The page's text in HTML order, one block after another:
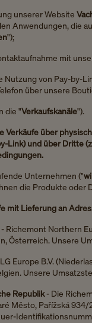
unserer Website
Anwendungen, die
");
mit
Nutzung von Pay-by-
über unsere
die "Verkaufskanäle").
Verkäufe über
Link) und über Dritte
Unternehmen ("
die Produkte oder
mit Lieferung an
- Richemont Northern
Österreich. Unsere
Europe B.V.
Unsere
Republik- Die
Město, Pařížská